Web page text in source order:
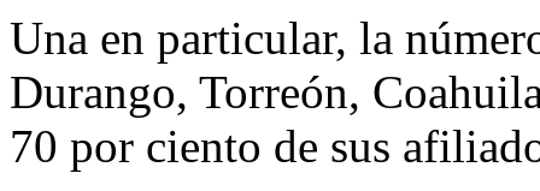
Una en particular, la
Durango, Torreón,
70 por ciento de sus